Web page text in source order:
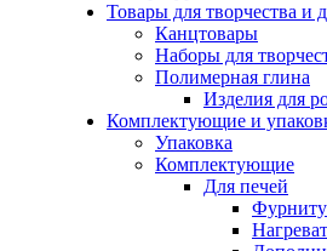
Товары для творчества и
Канцтовары
Наборы для
Полимерная глина
Изделия для
Комплектующие и
Упаковка
Комплектующие
Для печей